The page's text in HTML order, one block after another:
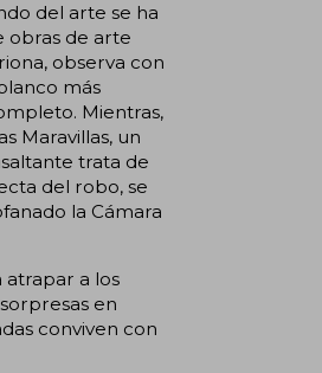
del arte se ha
obras de arte
observa con
más
Mientras,
Maravillas, un
trata de
del robo, se
la Cámara
atrapar a los
en
conviven con